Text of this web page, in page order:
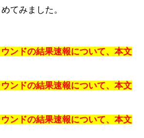
てみました。
ンドの結果速報について、本文
ンドの結果速報について、本文
ンドの結果速報について、本文